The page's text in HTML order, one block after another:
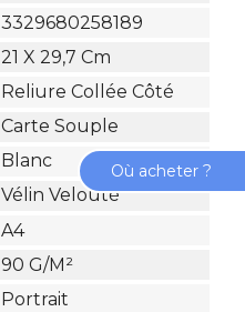
3329680258189
21 X 29,7 Cm
Reliure Collée Côté
Carte Souple
Blanc
Vélin Velouté
A4
90 G/m²
Portrait
Où acheter ?